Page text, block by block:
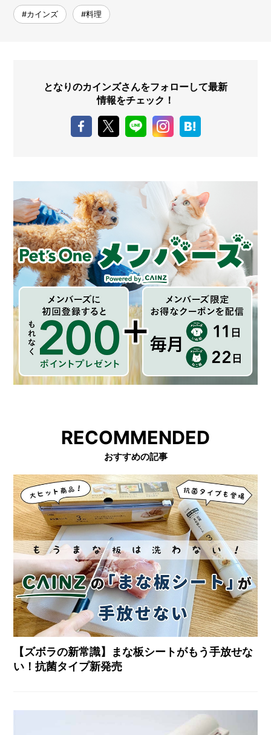
#カインズ #料理
となりのカインズさんをフォローして最新
情報をチェック！
RECOMMENDED
おすすめの記事
【ズボラの新常識】まな板シートがもう手放せな
い！抗菌タイプ新発売